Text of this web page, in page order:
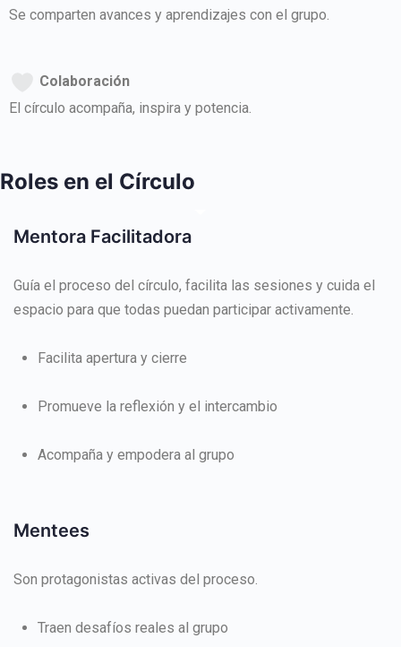
Se comparten avances y aprendizajes con el grupo.
Colaboración
El círculo acompaña, inspira y potencia.
Roles en el Círculo
Mentora Facilitadora
Guía el proceso del círculo, facilita las sesiones y cuida el
espacio para que todas puedan participar activamente.
Facilita apertura y cierre
Promueve la reflexión y el intercambio
Acompaña y empodera al grupo
Mentees
Son protagonistas activas del proceso.
Traen desafíos reales al grupo